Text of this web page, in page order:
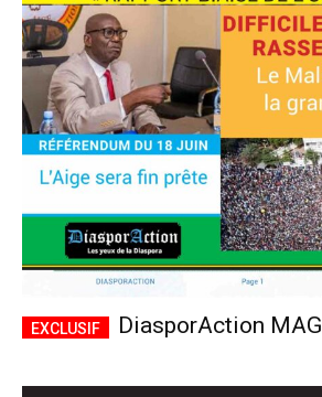
DiasporAction